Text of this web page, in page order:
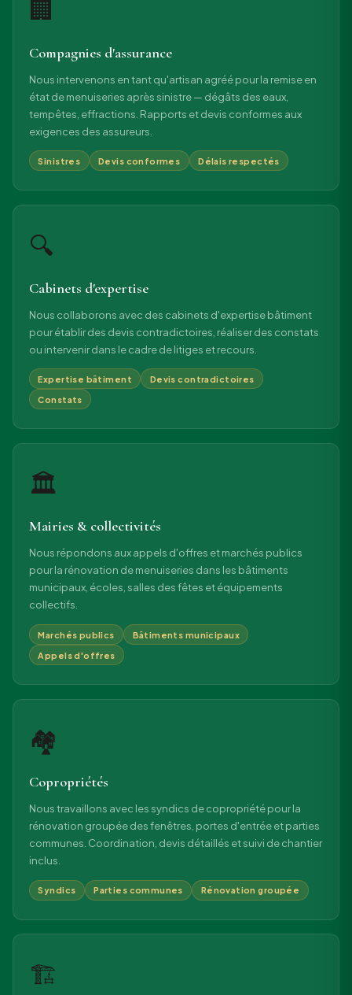
🏢
Compagnies d'assurance
Nous intervenons en tant qu'artisan agréé pour la remise en
état de menuiseries après sinistre — dégâts des eaux,
tempêtes, effractions. Rapports et devis conformes aux
exigences des assureurs.
Sinistres Devis conformes Délais respectés
🔍
Cabinets d'expertise
Nous collaborons avec des cabinets d'expertise bâtiment
pour établir des devis contradictoires, réaliser des constats
ou intervenir dans le cadre de litiges et recours.
Expertise bâtiment Devis contradictoires
Constats
🏛
Mairies & collectivités
Nous répondons aux appels d'offres et marchés publics
pour la rénovation de menuiseries dans les bâtiments
municipaux, écoles, salles des fêtes et équipements
collectifs.
Marchés publics Bâtiments municipaux
Appels d'offres
🏘
Copropriétés
Nous travaillons avec les syndics de copropriété pour la
rénovation groupée des fenêtres, portes d'entrée et parties
communes. Coordination, devis détaillés et suivi de chantier
inclus.
Syndics Parties communes Rénovation groupée
🏗